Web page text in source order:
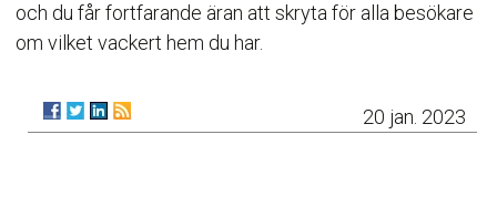
och du får fortfarande äran att skryta för alla besökare
om vilket vackert hem du har.
20 jan. 2023